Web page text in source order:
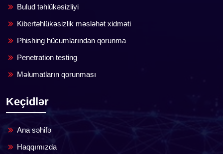
Bulud təhlükəsizliyi
Kibertəhlükəsizlik məsləhət xidməti
Phishing hücumlarından qorunma
Penetration testing
Məlumatların qorunması
Keçidlər
Ana səhifə
Haqqımızda